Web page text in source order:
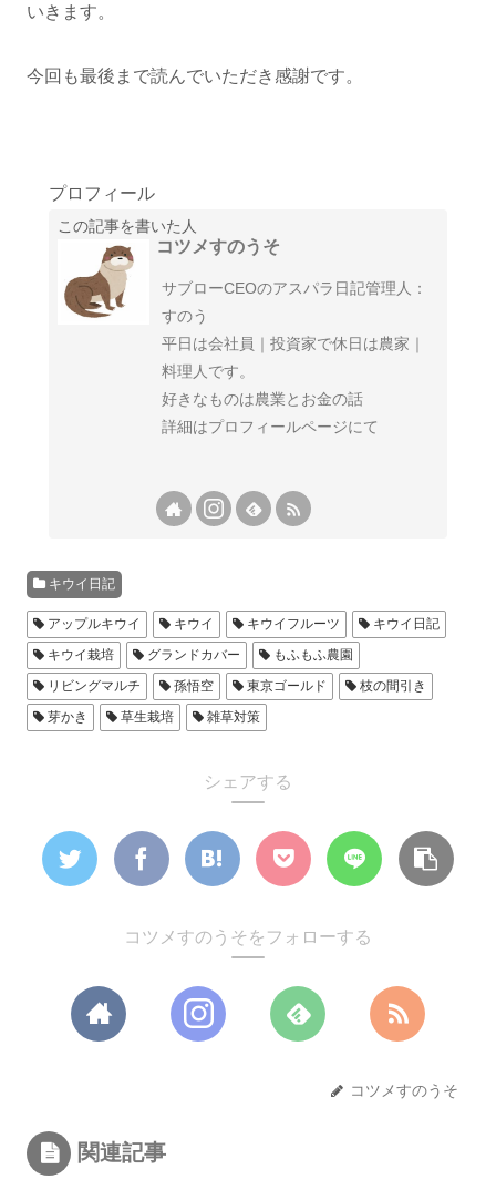
いきます。
今回も最後まで読んでいただき感謝です。
プロフィール
この記事を書いた人
コツメすのうそ
サブローCEOのアスパラ日記管理人：
すのう
平日は会社員｜投資家で休日は農家｜
料理人です。
好きなものは農業とお金の話
詳細はプロフィールページにて
キウイ日記
アップルキウイ キウイ キウイフルーツ
キウイ日記
キウイ栽培
グランドカバー
もふもふ農園
リビングマルチ
孫悟空 東京ゴールド
枝の間引き
芽かき
草生栽培 雑草対策
シェアする
コツメすのうそをフォローする
コツメすのうそ
関連記事